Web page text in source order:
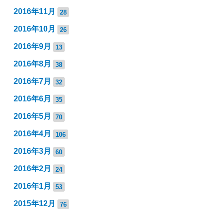
2016年11月 28
2016年10月 26
2016年9月 13
2016年8月 38
2016年7月 32
2016年6月 35
2016年5月 70
2016年4月 106
2016年3月 60
2016年2月 24
2016年1月 53
2015年12月 76